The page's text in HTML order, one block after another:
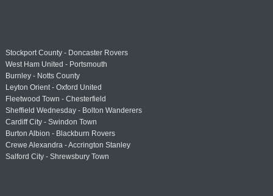
Stockport County - Doncaster Rovers
West Ham United - Portsmouth
Burnley - Notts County
Leyton Orient - Oxford United
Fleetwood Town - Chesterfield
Sheffield Wednesday - Bolton Wanderers
Cardiff City - Swindon Town
Burton Albion - Blackburn Rovers
Crewe Alexandra - Accrington Stanley
Salford City - Shrewsbury Town